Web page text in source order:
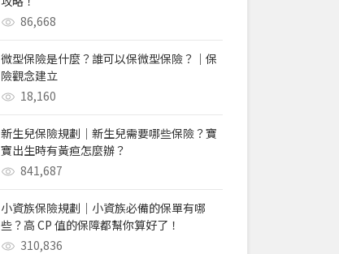
86,668
微型保險是什麼？誰可以保微型保險？｜保
險觀念建立
18,160
新生兒保險規劃｜新生兒需要哪些保險？寶
寶出生時有黃疸怎麼辦？
841,687
小資族保險規劃｜小資族必備的保單有哪
些？高 CP 值的保障都幫你算好了！
310,836